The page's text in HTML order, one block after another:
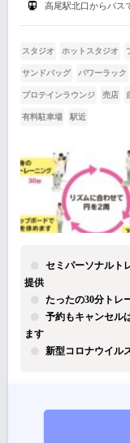
高尾駅北口からバス
スタジオ ホットスタジオ
サンドバッグ パワーラック
プロテインラウンジ 売店
有料駐車場 駅近
セミパーソナルト
提供
たったの30分トレ
予約もキャンセル
ます
新型コロナウイル